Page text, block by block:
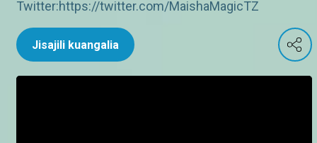
Twitter:https://twitter.com/MaishaMagicTZ
Jisajili kuangalia